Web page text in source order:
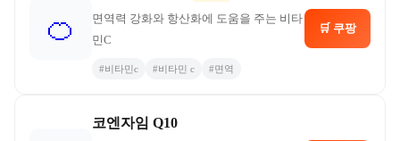
🍊
면역력 강화와 항산화에 도움을 주는 비타
민C
#비타민c #비타민 c #면역
🛒 쿠팡
코엔자임 Q10